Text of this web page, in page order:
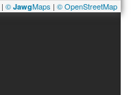
| © JawgMaps | © OpenStreetMap